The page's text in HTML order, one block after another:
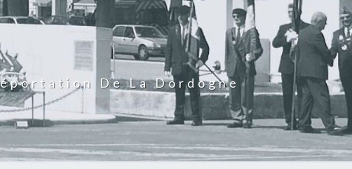
De La Dordogne